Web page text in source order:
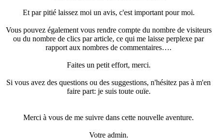
Et par pitié laissez moi un avis, c'est important pour moi.
Vous pouvez également vous rendre compte du nombre de visiteurs
ou du nombre de clics par article, ce qui me laisse perplexe par
rapport aux nombres de commentaires….
Faites un petit effort, merci.
Si vous avez des questions ou des suggestions, n'hésitez pas à m'en
faire part: je suis toute ouïe.
Merci à vous de me suivre dans cette nouvelle aventure.
Votre admin.